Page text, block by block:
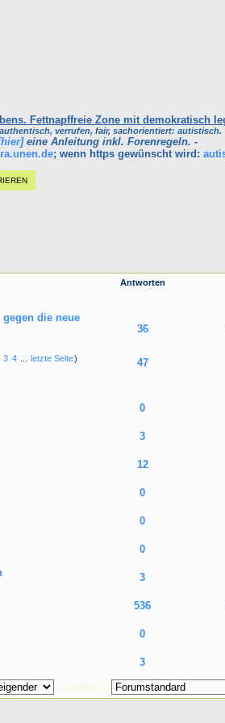
Fettnapffreie Zone mit demokratisch
verrufen, fair, sachorientiert: autistisch.
eine Anleitung inkl. Forenregeln. -
; wenn https gewünscht wird:
Antworten
die neue
36
3 4 letzte Seite)
47
0
3
12
0
0
0
3
536
0
3
Sortierung,